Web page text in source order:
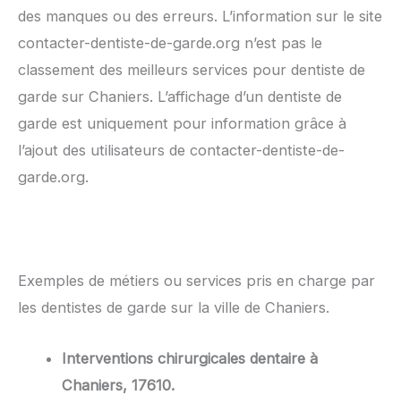
des manques ou des erreurs. L’information sur le site
contacter-dentiste-de-garde.org n’est pas le
classement des meilleurs services pour dentiste de
garde sur Chaniers. L’affichage d’un dentiste de
garde est uniquement pour information grâce à
l’ajout des utilisateurs de contacter-dentiste-de-
garde.org.
Exemples de métiers ou services pris en charge par
les dentistes de garde sur la ville de Chaniers.
Interventions chirurgicales dentaire à
Chaniers, 17610.